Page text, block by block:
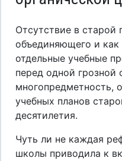
Отсутствие в старой
объединяющего и
отдельные учебные
перед одной грозной
многопредметность,
учебных планов
десятилетия.
Чуть ли не каждая
школы приводила к